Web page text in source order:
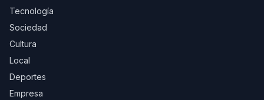
Tecnología
Sociedad
Cultura
Local
Deportes
Empresa